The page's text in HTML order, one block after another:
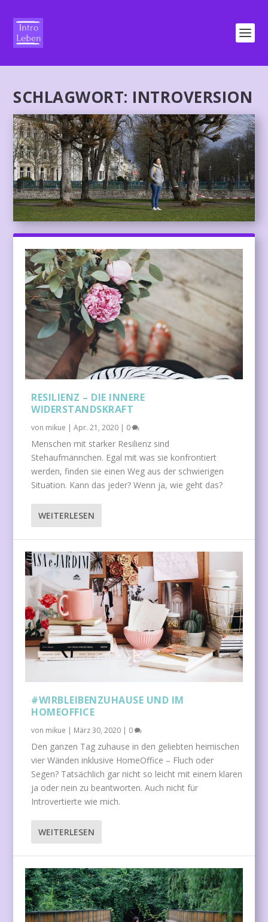
SCHLAGWORT: INTROVERSION
RESILIENZ – DIE INNERE
WIDERSTANDSKRAFT
von mikue |Apr. 21, 2020 | 0
Menschen mit starker Resilienz sind
Stehaufmännchen. Egal mit was sie konfrontiert
werden, finden sie einen Weg aus der schwierigen
Situation. Kann das jeder? Wenn ja, wie geht das?
WEITERLESEN
#WIRBLEIBENZUHAUSE UND IM
HOMEOFFICE
von mikue | März 30, 2020 | 0
Den ganzen Tag zuhause in den geliebten heimischen
vier Wänden inklusive HomeOffice – Fluch oder
Segen? Tatsächlich gar nicht so leicht mit einem klaren
ja oder nein zu beantworten. Auch nicht für
Introvertierte wie mich.
WEITERLESEN